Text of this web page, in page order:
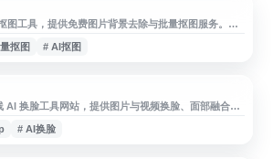
图工具，提供免费图片背景去除与批量抠图服务。用
业设计经验，可通过网页上传图片，由智能算法识别
、商品图、证件照等常见图片处理场景。网站支持复
抠图 # AI抠图
AI 换脸工具网站，提供图片与视频换脸、面部融合、
能。用户可通过网页使用 AI Face Swap、Video
、Face Mixer 等相关服务，适用于快速生成换脸效
# AI换脸